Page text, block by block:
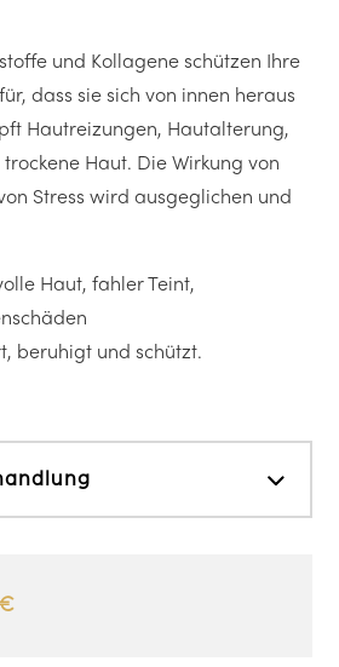
und Kollagene schützen Ihre
dass sie sich von innen heraus
Hautreizungen, Hautalterung,
Haut. Die Wirkung von
Stress wird ausgeglichen und
Haut, fahler Teint,
beruhigt und schützt.